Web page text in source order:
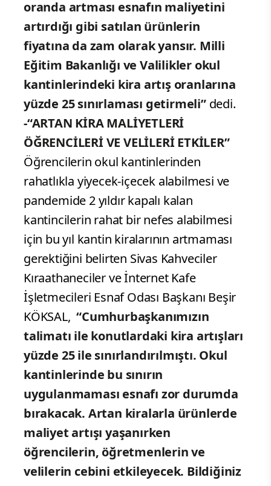
oranda artması esnafın maliyetini
artırdığı gibi satılan ürünlerin
fiyatına da zam olarak yansır. Milli
Eğitim Bakanlığı ve Valilikler okul
kantinlerindeki kira artış oranlarına
yüzde 25 sınırlaması getirmeli” dedi.
-“ARTAN KİRA MALİYETLERİ
ÖĞRENCİLERİ VE VELİLERİ ETKİLER”
Öğrencilerin okul kantinlerinden
rahatlıkla yiyecek-içecek alabilmesi ve
pandemide 2 yıldır kapalı kalan
kantincilerin rahat bir nefes alabilmesi
için bu yıl kantin kiralarının artmaması
gerektiğini belirten Sivas Kahveciler
Kıraathaneciler ve İnternet Kafe
İşletmecileri Esnaf Odası Başkanı Beşir
KÖKSAL,“Cumhurbaşkanımızın
talimatı ile konutlardaki kira artışları
yüzde 25 ile sınırlandırılmıştı. Okul
kantinlerinde bu sınırın
uygulanmaması esnafı zor durumda
bırakacak. Artan kiralarla ürünlerde
maliyet artışı yaşanırken
öğrencilerin, öğretmenlerin ve
velilerin cebini etkileyecek. Bildiğiniz